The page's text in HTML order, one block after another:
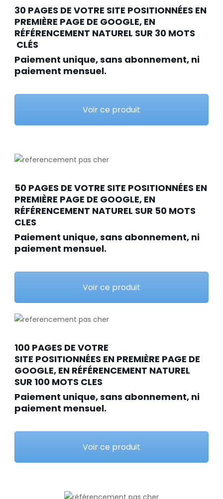
30 PAGES DE VOTRE SITE POSITIONNÉES EN
PREMIÈRE PAGE DE GOOGLE, EN
RÉFÉRENCEMENT NATUREL SUR 30 MOTS
CLÉS
Paiement unique, sans abonnement, ni
paiement mensuel.
Voir ce produit
50 PAGES DE VOTRE SITE POSITIONNÉES EN
PREMIÈRE PAGE DE GOOGLE, EN
RÉFÉRENCEMENT NATUREL SUR 50 MOTS
CLES
Paiement unique, sans abonnement, ni
paiement mensuel.
Voir ce produit
100 PAGES DE VOTRE
SITE POSITIONNÉES EN PREMIÈRE PAGE DE
GOOGLE, EN RÉFÉRENCEMENT NATUREL
SUR 100 MOTS CLES
Paiement unique, sans abonnement, ni
paiement mensuel.
Voir ce produit